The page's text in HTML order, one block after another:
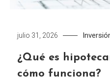
julio 31, 2026
¿Qué es
cómo funciona?